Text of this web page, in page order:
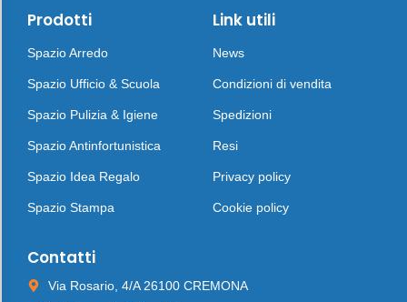
Prodotti
Spazio Arredo
Spazio Ufficio & Scuola
Spazio Pulizia & Igiene
Spazio Antinfortunistica
Spazio Idea Regalo
Spazio Stampa
Link utili
News
Condizioni di vendita
Spedizioni
Resi
Privacy policy
Cookie policy
Contatti
Via Rosario, 4/A 26100 CREMONA